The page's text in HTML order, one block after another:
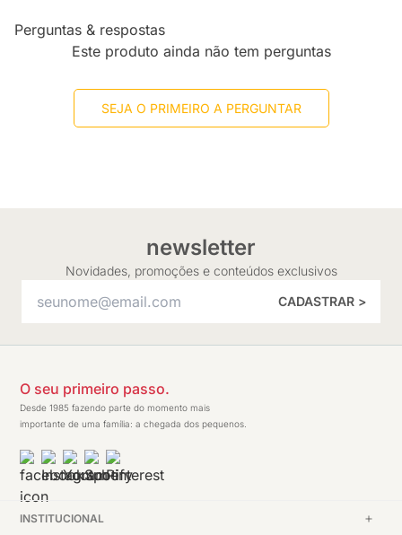
Perguntas & respostas
Este produto ainda não tem perguntas
SEJA O PRIMEIRO A PERGUNTAR
newsletter
Novidades, promoções e conteúdos exclusivos
CADASTRAR >
O seu primeiro passo.
Desde 1985 fazendo parte do momento mais
importante de uma família: a chegada dos pequenos.
INSTITUCIONAL